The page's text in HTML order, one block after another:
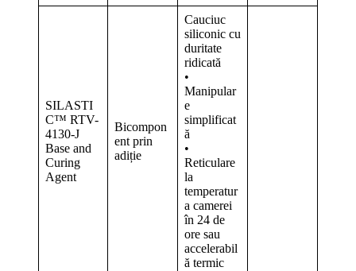
SILASTI
C™ RTV-
4130-J
Base and
Curing
Agent
Bicompon
ent prin
adiție
Cauciuc
siliconic cu
duritate
ridicată
•
Manipular
e
simplificat
ă
•
Reticulare
la
temperatur
a camerei
în 24 de
ore sau
accelerabil
ă termic